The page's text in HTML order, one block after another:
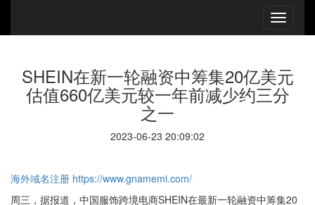
SHEIN在新一轮融资中筹集20亿美元
估值660亿美元较一年前减少约三分
之一
2023-06-23 20:09:02
海外域名注册 https://www.gnamemi.com/
周三，据报道，中国服饰跨境电商SHEIN在最新一轮融资中筹集20